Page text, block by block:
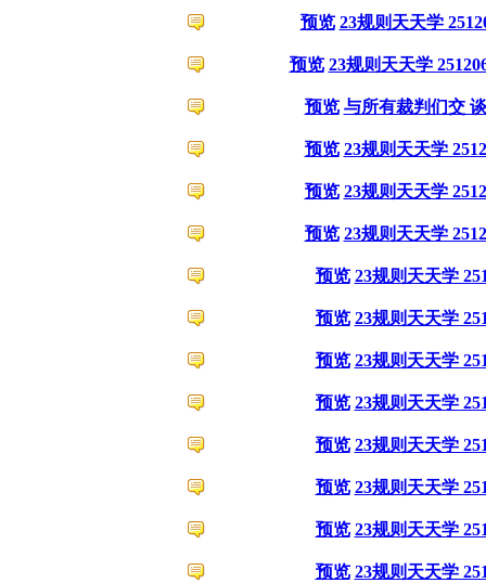
预览 23规则天天学
预览 23规则天天学
预览 与所有裁判们交
预览 23规则天天学
预览 23规则天天学
预览 23规则天天学
预览 23规则天天学
预览 23规则天天学
预览 23规则天天学
预览 23规则天天学
预览 23规则天天学
预览 23规则天天学
预览 23规则天天学
预览 23规则天天学